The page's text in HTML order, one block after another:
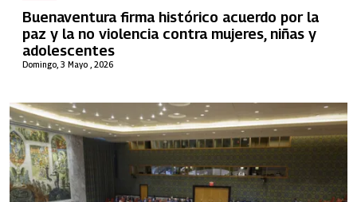
Domingo, 3 Mayo , 2026
Buenaventura firma histórico acuerdo por la
paz y la no violencia contra mujeres, niñas y
adolescentes